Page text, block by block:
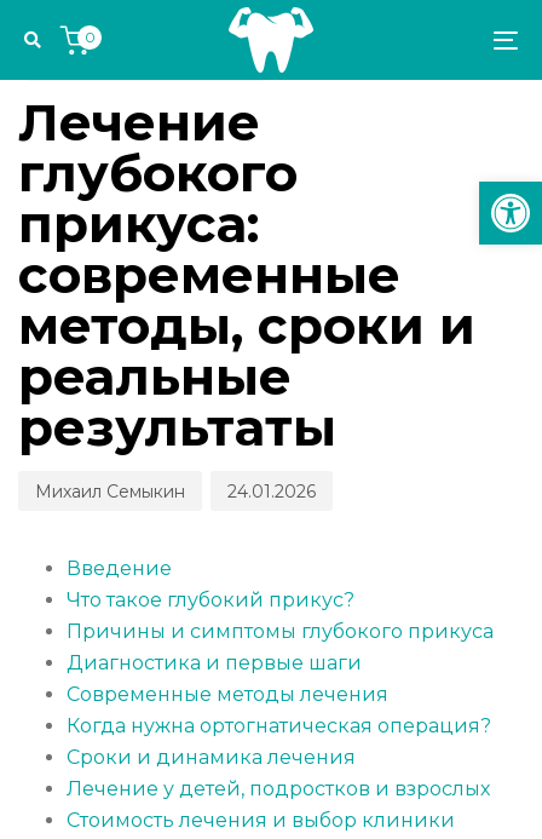
links
navigation
Skip
content
0
IN:
ЭСТЕТИКА И ОРТОДОНТИЯ
Лечение
глубокого
прикуса:
современные
методы, сроки и
реальные
результаты
Михаил Семыкин
on:
24.01.2026
Введение
Что такое глубокий прикус?
Причины и симптомы глубокого прикуса
Диагностика и первые шаги
Современные методы лечения
Когда нужна ортогнатическая операция?
Сроки и динамика лечения
Лечение у детей, подростков и взрослых
Стоимость лечения и выбор клиники